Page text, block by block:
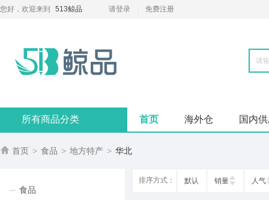
您好，欢迎来到 513鲸品 请登录 免费注册
所有商品分类 首页 海外仓 国内
 首页 > 食品 > 地方特产 > 华北
食品
排序方式： 默认 销量 人气